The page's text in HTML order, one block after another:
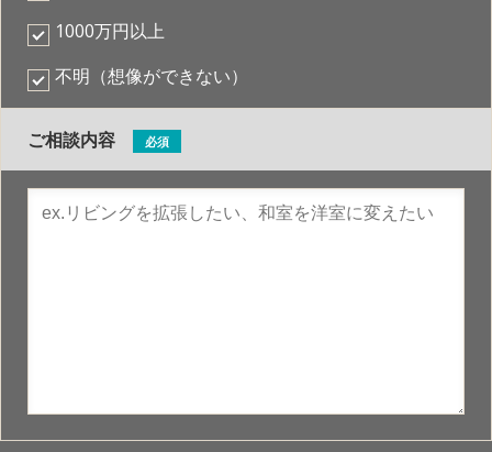
1000万円以上
不明（想像ができない）
ご相談内容 必須